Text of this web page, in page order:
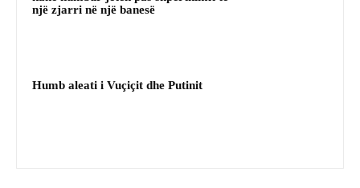
një zjarri në një banesë
Humb aleati i Vuçiçit dhe Putinit